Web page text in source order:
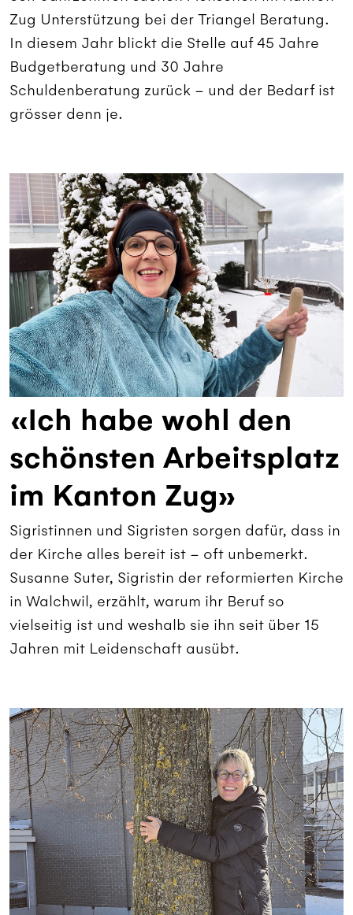
Zug Unterstützung bei der Triangel Beratung.
In diesem Jahr blickt die Stelle auf 45 Jahre
Budgetberatung und 30 Jahre
Schuldenberatung zurück – und der Bedarf ist
grösser denn je.
«Ich habe wohl den
schönsten Arbeitsplatz
im Kanton Zug»
Sigristinnen und Sigristen sorgen dafür, dass in
der Kirche alles bereit ist – oft unbemerkt.
Susanne Suter, Sigristin der reformierten Kirche
in Walchwil, erzählt, warum ihr Beruf so
vielseitig ist und weshalb sie ihn seit über 15
Jahren mit Leidenschaft ausübt.